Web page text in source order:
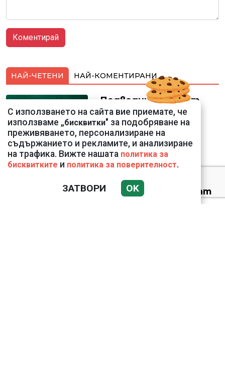
НАЙ-ЧЕТЕНИ НАЙ-КОМЕНТИРАНИ
Подводни кадри от
Корфу разкриха
тревожна картина
Веригите пробутват
С използването на сайта вие приемате, че
използваме „бисквитки" за подобряване на
преживяването, персонализиране на
съдържанието и рекламите, и анализиране
на трафика. Вижте нашата политика за
бисквитките и политика за поверителност.
ЗАТВОРИ OK